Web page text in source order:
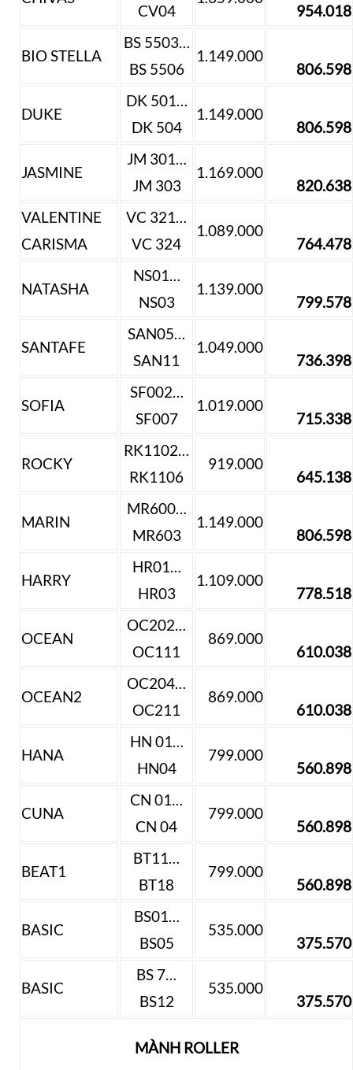
CV04 954.018
BIO STELLA
BS 5503…
BS 5506
1.149.000
806.598
DUKE
DK 501…
DK 504
1.149.000
806.598
JASMINE
JM 301…
JM 303
1.169.000
820.638
VALENTINE
CARISMA
VC 321…
VC 324
1.089.000
764.478
NATASHA
NS01…
NS03
1.139.000
799.578
SANTAFE
SAN05…
SAN11
1.049.000
736.398
SOFIA
SF002…
SF007
1.019.000
715.338
ROCKY
RK1102…
RK1106
919.000
645.138
MARIN
MR600…
MR603
1.149.000
806.598
HARRY
HR01…
HR03
1.109.000
778.518
OCEAN
OC202…
OC111
869.000
610.038
OCEAN2
OC204…
OC211
869.000
610.038
HANA
HN 01…
HN04
799.000
560.898
CUNA
CN 01…
CN 04
799.000
560.898
BEAT1
BT11…
BT18
799.000
560.898
BASIC
BS01…
BS05
535.000
375.570
BASIC
BS 7…
BS12
535.000
375.570
MÀNH ROLLER